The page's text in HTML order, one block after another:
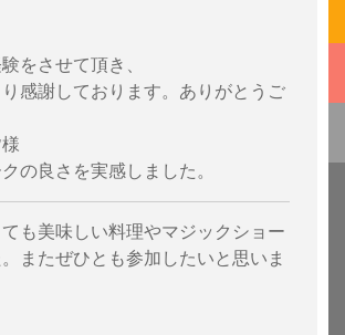
をさせて頂き、
感謝しております。ありがとうご
の良さを実感しました。
も美味しい料理やマジックショー
またぜひとも参加したいと思いま